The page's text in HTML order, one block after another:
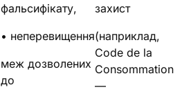
фальсифікату,
• неперевищення
меж дозволених
до
захист
(наприклад,
Code de la
Consommation
—